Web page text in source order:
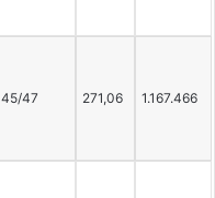
45/47 271,06 1.167.466